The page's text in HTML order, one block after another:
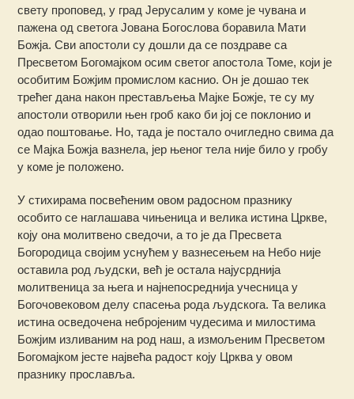
свету проповед, у град Јерусалим у коме је чувана и
пажена од светога Јована Богослова боравила Мати
Божја. Сви апостоли су дошли да се поздраве са
Пресветом Богомајком осим светог апостола Томе, који је
особитим Божјим промислом каснио. Он је дошао тек
трећег дана након престављења Мајке Божје, те су му
апостоли отворили њен гроб како би јој се поклонио и
одао поштовање. Но, тада је постало очигледно свима да
се Мајка Божја вазнела, јер њеног тела није било у гробу
у коме је положено.
У стихирама посвећеним овом радосном празнику
особито се наглашава чињеница и велика истина Цркве,
коју она молитвено сведочи, а то је да Пресвета
Богородица својим уснућем у вазнесењем на Небо није
оставила род људски, већ је остала најусрднија
молитвеница за њега и најнепосреднија учесница у
Богочовековом делу спасења рода људскога. Та велика
истина осведочена небројеним чудесима и милостима
Божјим изливаним на род наш, а измољеним Пресветом
Богомајком јесте највећа радост коју Црква у овом
празнику прославља.